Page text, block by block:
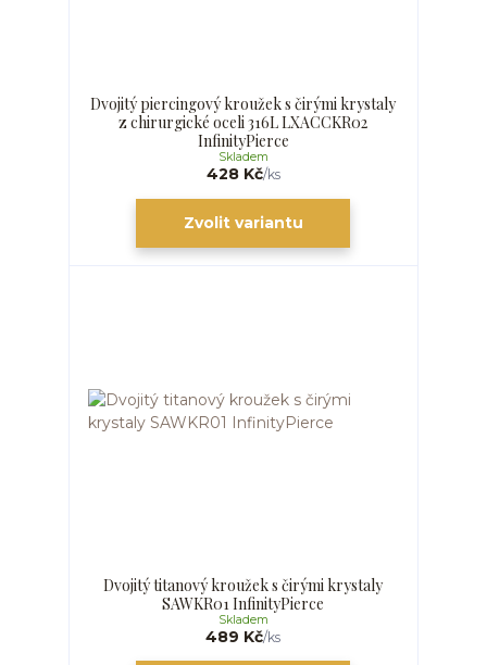
Dvojitý piercingový kroužek s čirými krystaly
z chirurgické oceli 316L LXACCKR02
InfinityPierce
428 Kč/ks
Skladem
Zvolit variantu
Dvojitý titanový kroužek s čirými krystaly
SAWKR01 InfinityPierce
489 Kč/ks
Skladem